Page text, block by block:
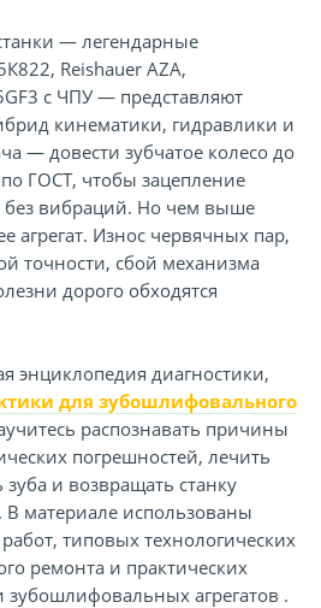
— легендарные
, Reishauer AZA,
с ЧПУ — представляют
кинематики, гидравлики и
— довести зубчатое колесо до
ГОСТ, чтобы зацепление
без вибраций. Но чем выше
агрегат. Износ червячных пар,
точности, сбой механизма
дорого обходятся
энциклопедия диагностики,
для зубошлифовального
распознавать причины
погрешностей, лечить
и возвращать станку
В материале использованы
типовых технологических
ремонта и практических
агрегатов .